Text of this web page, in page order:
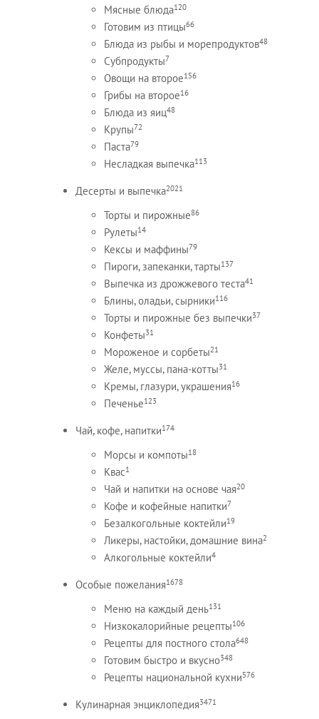
Мясные блюда120
Готовим из птицы66
Блюда из рыбы и морепродуктов48
Субпродукты7
Овощи на второе156
Грибы на второе16
Блюда из яиц48
Крупы72
Паста79
Несладкая выпечка113
Десерты и выпечка2021
Торты и пирожные86
Рулеты14
Кексы и маффины79
Пироги, запеканки, тарты137
Выпечка из дрожжевого теста41
Блины, оладьи, сырники116
Торты и пирожные без выпечки37
Конфеты31
Мороженое и сорбеты21
Желе, муссы, пана-котты31
Кремы, глазури, украшения16
Печенье123
Чай, кофе, напитки174
Морсы и компоты18
Квас1
Чай и напитки на основе чая20
Кофе и кофейные напитки7
Безалкогольные коктейли19
Ликеры, настойки, домашние вина2
Алкогольные коктейли4
Особые пожелания1678
Меню на каждый день131
Низкокалорийные рецепты106
Рецепты для постного стола648
Готовим быстро и вкусно348
Рецепты национальной кухни576
Кулинарная энциклопедия3471